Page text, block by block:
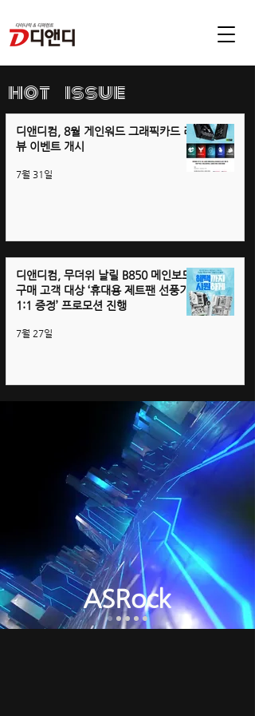
hot issue
디앤디컴, 8월 게인워드 그래픽카드 리
뷰 이벤트 개시
7월 31일
디앤디컴, 무더위 날릴 B850 메인보드
구매 고객 대상 ‘휴대용 제트팬 선풍기
1:1 증정’ 프로모션 진행
7월 27일
ASRock